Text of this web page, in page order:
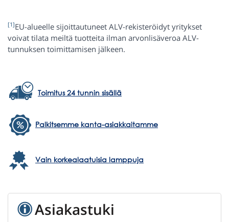
[1]EU-alueelle sijoittautuneet ALV-rekisteröidyt yritykset
voivat tilata meiltä tuotteita ilman arvonlisäveroa ALV-
tunnuksen toimittamisen jälkeen.
Toimitus 24 tunnin sisällä
Palkitsemme kanta-asiakkaitamme
Vain korkealaatuisia lamppuja
Asiakastuki